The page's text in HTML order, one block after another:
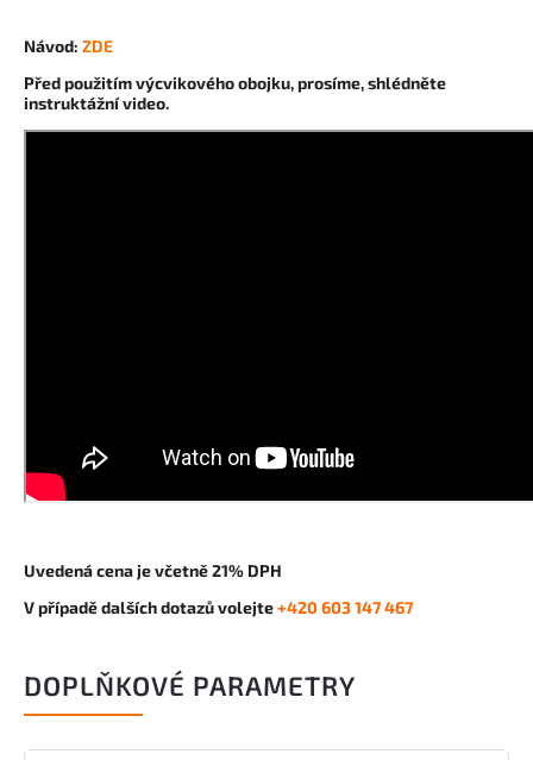
Návod: ZDE
Před použitím výcvikového obojku, prosíme, shlédněte
instruktážní video.
Uvedená cena je včetně 21% DPH
V případě dalších dotazů volejte+420 603 147 467
DOPLŇKOVÉ PARAMETRY